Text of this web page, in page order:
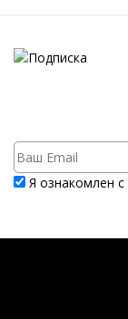
Я ознакомлен с